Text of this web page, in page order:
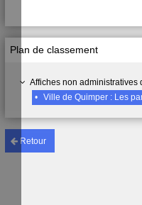
Retour
Plan de classement
Affiches non administratives
•
Ville de Quimper : Les